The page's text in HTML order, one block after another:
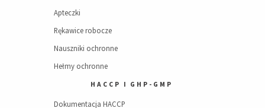
Apteczki
Rękawice robocze
Nauszniki ochronne
Hełmy ochronne
HACCP I GHP-GMP
Dokumentacja HACCP